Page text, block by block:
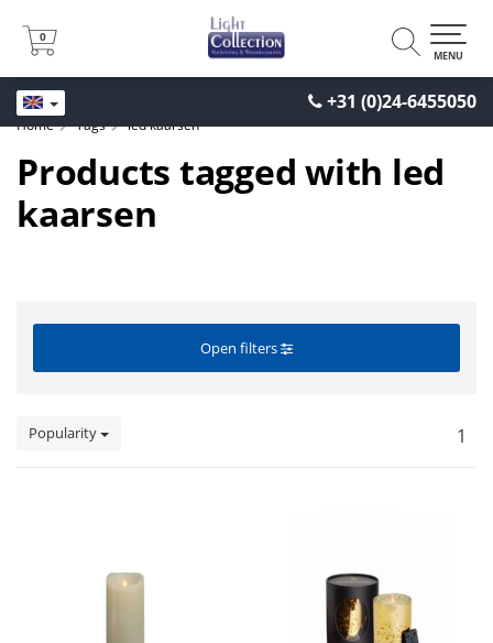
+31 (0)24-6455050
0
0
MENU
Home Tags led kaarsen
Products tagged with led
kaarsen
Open filters
Popularity 1